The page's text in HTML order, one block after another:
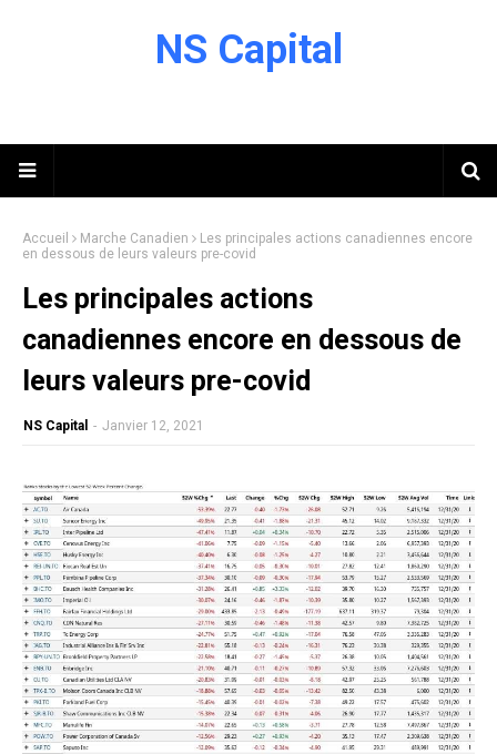
NS Capital
Accueil Marche Canadien
Les principales actions canadiennes encore
en dessous de leurs valeurs pre-covid
Les principales actions
canadiennes encore en dessous de
leurs valeurs pre-covid
NS Capital - Janvier 12, 2021